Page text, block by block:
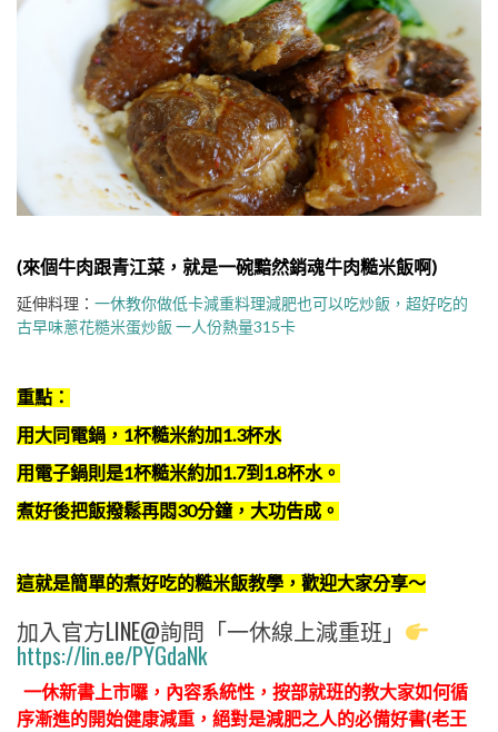
(來個牛肉跟青江菜，就是一碗黯然銷魂牛肉糙米飯啊)
延伸料理： 一休教你做低卡減重料理減肥也可以吃炒飯，超好吃的
古早味蔥花糙米蛋炒飯 一人份熱量315卡
重點：
用大同電鍋，1杯糙米約加1.3杯水
用電子鍋則是1杯糙米約加1.7到1.8杯水。
煮好後把飯撥鬆再悶30分鐘，大功告成。
這就是簡單的煮好吃的糙米飯教學，歡迎大家分享～
加入官方LINE@詢問「一休線上減重班」
https://lin.ee/PYGdaNk
一休新書上市囉，內容系統性，按部就班的教大家如何循
序漸進的開始健康減重，絕對是減肥之人的必備好書(老王